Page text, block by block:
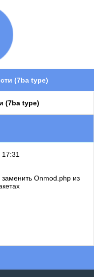
(7ba type)
(7ba type)
Onmod.php из